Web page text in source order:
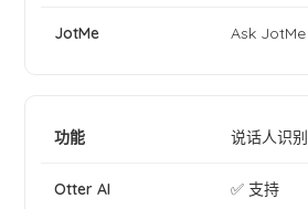
Ask JotMe
说话人识别
✅ 支持